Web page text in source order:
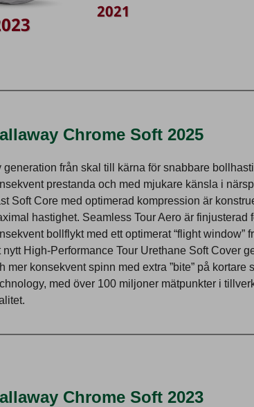
2021
Chrome Soft 2025
generation från skal till kärna för snabbare
prestanda och med mjukare känsla i
Soft Core med optimerad kompression är
hastighet. Seamless Tour Aero är finjusterad
bollflykt med ett optimerat “flight window”
nytt High-Performance Tour Urethane Soft Cover
mer konsekvent spinn med extra ”bite” på kortare
med över 100 miljoner mätpunkter i
Chrome Soft 2023